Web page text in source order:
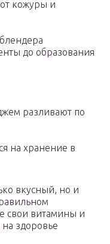
кожуры и
до образования
разливают по
на хранение в
вкусный, но и
свои витамины и
здоровье